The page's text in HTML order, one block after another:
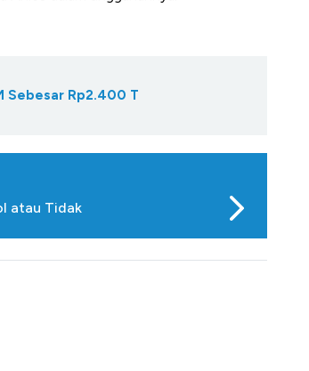
Sebesar Rp2.400 T
atau Tidak